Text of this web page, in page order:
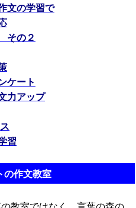
文の学習で
その２
ケート
力アップ
習
の作文教室